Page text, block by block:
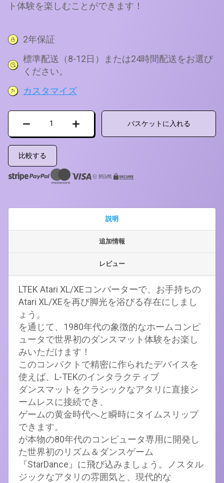
ト体験を楽しむことができます！
2年保証
標準配送（8-12日）または24時間配送をお選び
ください。
カスタマイズ
ア
リ
XE/XL
コ
ン
ー
バスケットに入れる
比較する
説明
追加情報
レビュー
LTEK Atari XL/XEコンバーターで、お手持ちの
Atari XL/XEを再び脚光を浴びる存在にしまし
ょう。
を通じて、1980年代の象徴的なホームコンピ
ュータで世界初のダンスマット体験をお楽し
みいただけます！
このコンパクトで精密に作られたデバイスを
使えば、L-TEKのインタラクティブ
ダンスマットをクラシックなアタリに直接シ
ームレスに接続でき、
ゲームの黄金時代へと瞬時にタイムスリップ
できます。
が本物の80年代のコンピュータ専用に開発し
た世界初のリズム＆ダンスゲーム
『StarDance』に飛び込みましょう。ノスタル
ジックなアタリの雰囲気と、現代的な